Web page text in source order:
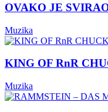
OVAKO JE
Muzika
KING OF RnR
Muzika